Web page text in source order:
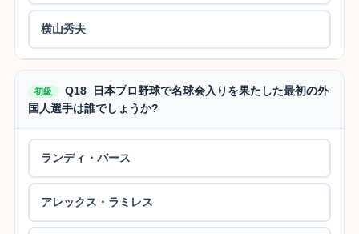
横山秀夫
初級
Q18 日本プロ野球で名球会入りを果たした最初の外
国人選手は誰でしょうか?
ランディ・バース
アレックス・ラミレス